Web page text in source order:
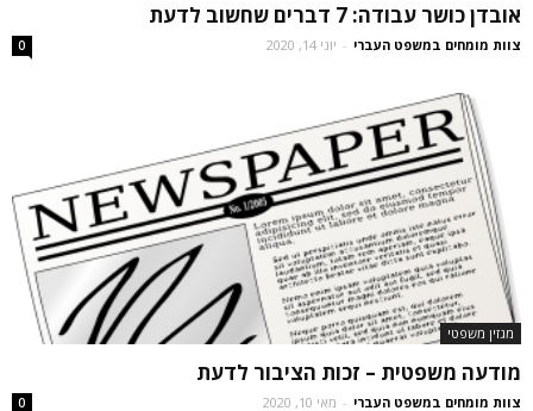
אובדן כושר עבודה: 7 דברים שחשוב לדעת
צוות מומחים במשפט העברי - יוני 14, 2020 0
מגזין משפטי
מודעה משפטית – זכות הציבור לדעת
צוות מומחים במשפט העברי - מאי 10, 2020 0